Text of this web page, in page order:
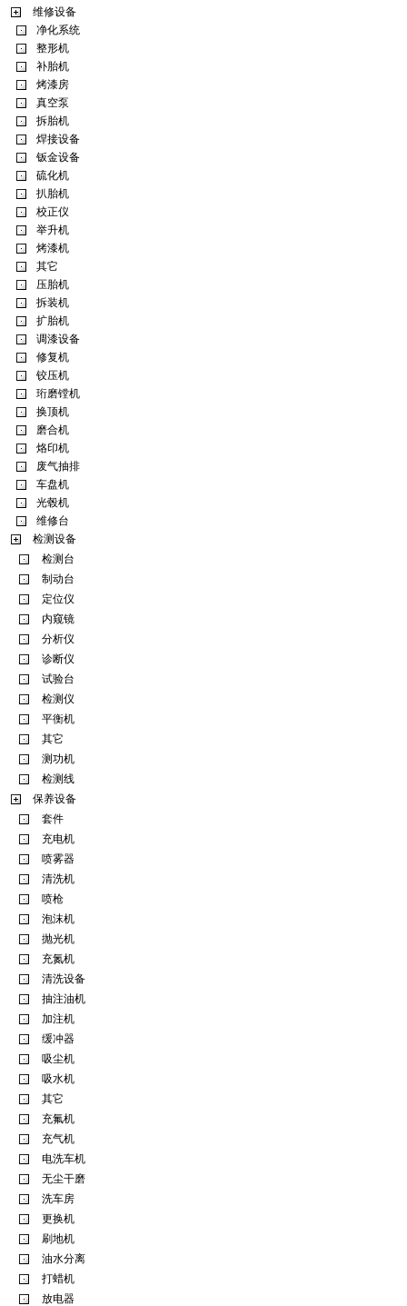
维修设备
净化系统
整形机
补胎机
烤漆房
真空泵
拆胎机
焊接设备
钣金设备
硫化机
扒胎机
校正仪
举升机
烤漆机
其它
压胎机
拆装机
扩胎机
调漆设备
修复机
铰压机
珩磨镗机
换顶机
磨合机
烙印机
废气抽排
车盘机
光毂机
维修台
检测设备
检测台
制动台
定位仪
内窥镜
分析仪
诊断仪
试验台
检测仪
平衡机
其它
测功机
检测线
保养设备
套件
充电机
喷雾器
清洗机
喷枪
泡沫机
抛光机
充氮机
清洗设备
抽注油机
加注机
缓冲器
吸尘机
吸水机
其它
充氟机
充气机
电洗车机
无尘干磨
洗车房
更换机
刷地机
油水分离
打蜡机
放电器